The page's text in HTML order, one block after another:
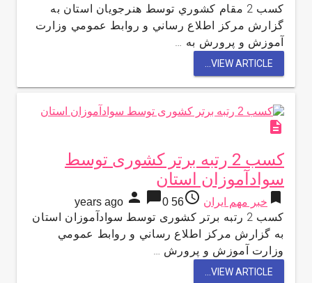
كسب 2 مقام كشوري توسط هنرجويان استان به
گزارش مركز اطلاع رساني و روابط عمومي وزارت
آموزش و پرورش به …
VIEW ARTICLE...
description
کسب 2 رتبه برتر کشوری توسط
سوادآموزان استان
bookmark خبر مهم ایران access_time
56 years ago
person chat_bubble0
کسب 2 رتبه برتر کشوری توسط سوادآموزان استان
به گزارش مركز اطلاع رساني و روابط عمومي
وزارت آموزش و پرورش …
VIEW ARTICLE...